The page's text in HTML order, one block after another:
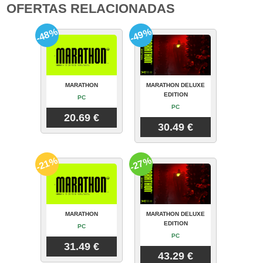
OFERTAS RELACIONADAS
MARATHON
PC
20.69 €
-48%
MARATHON DELUXE
EDITION
PC
30.49 €
-49%
MARATHON
PC
31.49 €
-21%
MARATHON DELUXE
EDITION
PC
43.29 €
-27%